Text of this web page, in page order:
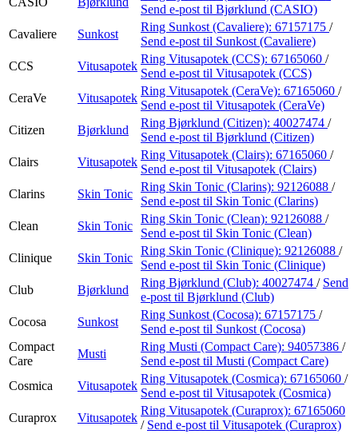
Send e-post til Bjørklund (CASIO)
Cavaliere
Sunkost
Ring Sunkost (Cavaliere): 67157175 /
Send e-post til Sunkost (Cavaliere)
CCS
Vitusapotek
Ring Vitusapotek (CCS): 67165060 /
Send e-post til Vitusapotek (CCS)
CeraVe
Vitusapotek
Ring Vitusapotek (CeraVe): 67165060 /
Send e-post til Vitusapotek (CeraVe)
Citizen
Bjørklund
Ring Bjørklund (Citizen): 40027474 /
Send e-post til Bjørklund (Citizen)
Clairs
Vitusapotek
Ring Vitusapotek (Clairs): 67165060 /
Send e-post til Vitusapotek (Clairs)
Clarins
Skin Tonic
Ring Skin Tonic (Clarins): 92126088 /
Send e-post til Skin Tonic (Clarins)
Clean
Skin Tonic
Ring Skin Tonic (Clean): 92126088 /
Send e-post til Skin Tonic (Clean)
Clinique
Skin Tonic
Ring Skin Tonic (Clinique): 92126088 /
Send e-post til Skin Tonic (Clinique)
Club
Bjørklund
Ring Bjørklund (Club): 40027474 / Send
e-post til Bjørklund (Club)
Cocosa
Sunkost
Ring Sunkost (Cocosa): 67157175 /
Send e-post til Sunkost (Cocosa)
Compact
Care
Musti
Ring Musti (Compact Care): 94057386 /
Send e-post til Musti (Compact Care)
Cosmica
Vitusapotek
Ring Vitusapotek (Cosmica): 67165060 /
Send e-post til Vitusapotek (Cosmica)
Curaprox
Vitusapotek
Ring Vitusapotek (Curaprox): 67165060
/ Send e-post til Vitusapotek (Curaprox)